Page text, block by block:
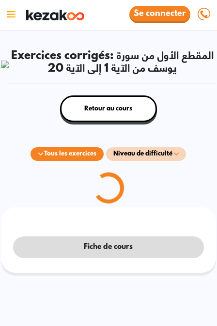
Se connecter
Exercices corrigés: المقطع الأول من سورة
يوسف من الآية 1 إلى الآية 20
Tous les exercices Niveau de difficulté
Retour au cours
Fiche de cours